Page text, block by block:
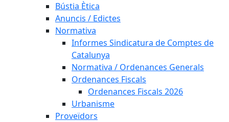
Bústia Ètica
Anuncis / Edictes
Normativa
Informes Sindicatura de Comptes de
Catalunya
Normativa / Ordenances Generals
Ordenances Fiscals
Ordenances Fiscals 2026
Urbanisme
Proveïdors